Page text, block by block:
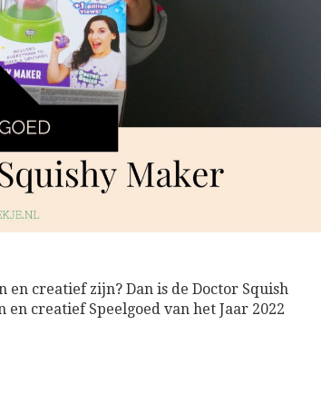
creatief zijn? Dan is de Doctor Squish
creatief Speelgoed van het Jaar 2022